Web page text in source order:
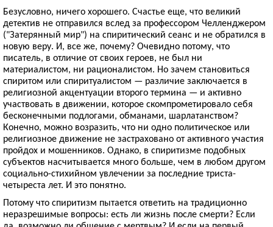
Безусловно, ничего хорошего. Счастье еще, что великий
детектив не отправился вслед за профессором Челленджером
("Затерянный мир") на спиритический сеанс и не обратился в
новую веру. И, все же, почему? Очевидно потому, что
писатель, в отличие от своих героев, не был ни
материалистом, ни рационалистом. Но зачем становиться
спиритом или спиритуалистом — различие заключается в
религиозной акцентуации второго термина — и активно
участвовать в движении, которое скомпрометировало себя
бесконечными подлогами, обманами, шарлатанством?
Конечно, можно возразить, что ни одно политическое или
религиозное движение не застраховано от активного участия
пройдох и мошенников. Однако, в спиритизме подобных
субъектов насчитывается много больше, чем в любом другом
социально-стихийном увлечении за последние триста-
четыреста лет. И это понятно.
Потому что спиритизм пытается ответить на традиционно
неразрешимые вопросы: есть ли жизнь после смерти? Если